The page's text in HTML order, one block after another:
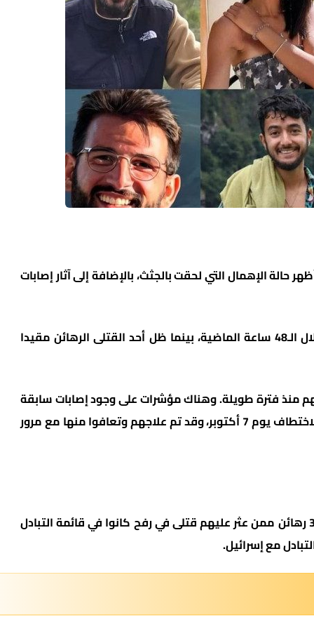
الموقع إلى أن “التشريح الطبي للجثث الـ6 أظهر حالة الإهمال التي لحقت بالجثث، بالإضافة إلى آثار إصابات
ويعتقد خبراء الطب الشرعي أن الرهائن قتلوا خلال الـ48 ساعة الماضية، بينما ظل أحد القتلى الرهائن مقيدا
منذ فترة طويلة. وهناك مؤشرات على وجود إصابات سابقة
لحقت بالرهائن التي ربما أصيبوا بها أثناء عملية الاختطاف يوم 7 أكتوبر، وقد تم علاجهم وتعافوا منها مع مرور
وفي وقت سابق أكد مصدر إسرائيلي لـ”Ynet” أن 3 رهائن ممن عثر عليهم قتلى في رفح كانوا في قائمة التبادل
مع إسرائيل.